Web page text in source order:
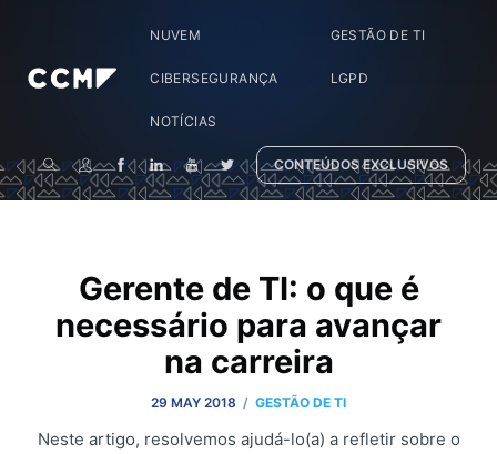
NUVEM GESTÃO DE TI
CIBERSEGURANÇA LGPD
NOTÍCIAS
CONTEÚDOS EXCLUSIVOS
Gerente de TI: o que é
necessário para avançar
na carreira
29 MAY 2018 / GESTÃO DE TI
Neste artigo, resolvemos ajudá-lo(a) a refletir sobre o